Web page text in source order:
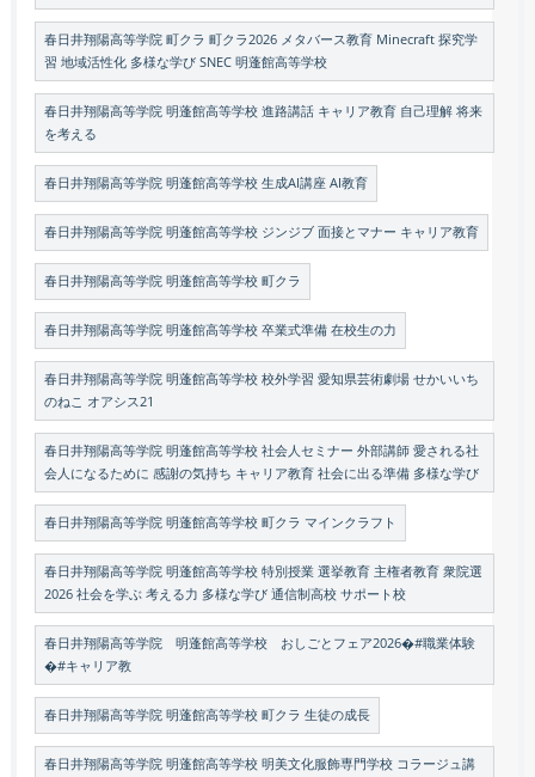
春日井翔陽高等学院 町クラ 町クラ2026 メタバース教育 Minecraft 探究学
習 地域活性化 多様な学び SNEC 明蓬館高等学校
春日井翔陽高等学院 明蓬館高等学校 進路講話 キャリア教育 自己理解 将来
を考える
春日井翔陽高等学院 明蓬館高等学校 生成AI講座 AI教育
春日井翔陽高等学院 明蓬館高等学校 ジンジブ 面接とマナー キャリア教育
春日井翔陽高等学院 明蓬館高等学校 町クラ
春日井翔陽高等学院 明蓬館高等学校 卒業式準備 在校生の力
春日井翔陽高等学院 明蓬館高等学校 校外学習 愛知県芸術劇場 せかいいち
のねこ オアシス21
春日井翔陽高等学院 明蓬館高等学校 社会人セミナー 外部講師 愛される社
会人になるために 感謝の気持ち キャリア教育 社会に出る準備 多様な学び
春日井翔陽高等学院 明蓬館高等学校 町クラ マインクラフト
春日井翔陽高等学院 明蓬館高等学校 特別授業 選挙教育 主権者教育 衆院選
2026 社会を学ぶ 考える力 多様な学び 通信制高校 サポート校
春日井翔陽高等学院 明蓬館高等学校 おしごとフェア2026�#職業体験
�#キャリア教
春日井翔陽高等学院 明蓬館高等学校 町クラ 生徒の成長
春日井翔陽高等学院 明蓬館高等学校 明美文化服飾専門学校 コラージュ講